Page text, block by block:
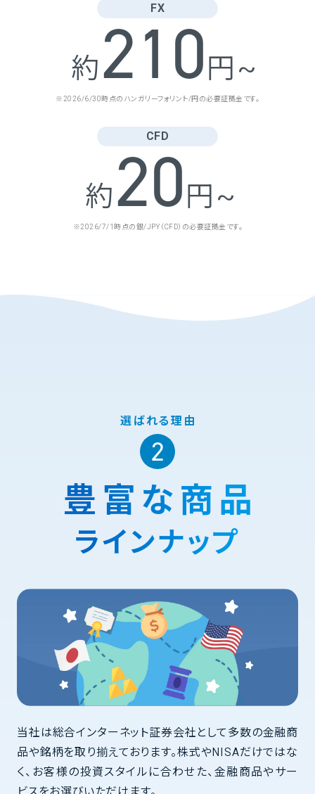
FX
約210円~
※2026/6/30時点のハンガリーフォリント/円の必要証拠金です。
CFD
約20円~
※2026/7/1時点の銀/JPY（CFD）の必要証拠金です。
選ばれる理由
2
豊富な商品
ラインナップ
当社は総合インターネット証券会社として多数の金融商
品や銘柄を取り揃えております。株式やNISAだけではな
く、お客様の投資スタイルに合わせた、金融商品やサー
ビスをお選びいただけます。